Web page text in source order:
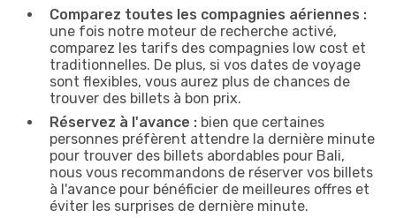
Comparez toutes les compagnies aériennes :
une fois notre moteur de recherche activé,
comparez les tarifs des compagnies low cost et
traditionnelles. De plus, si vos dates de voyage
sont flexibles, vous aurez plus de chances de
trouver des billets à bon prix.
Réservez à l'avance : bien que certaines
personnes préfèrent attendre la dernière minute
pour trouver des billets abordables pour Bali,
nous vous recommandons de réserver vos billets
à l'avance pour bénéficier de meilleures offres et
éviter les surprises de dernière minute.